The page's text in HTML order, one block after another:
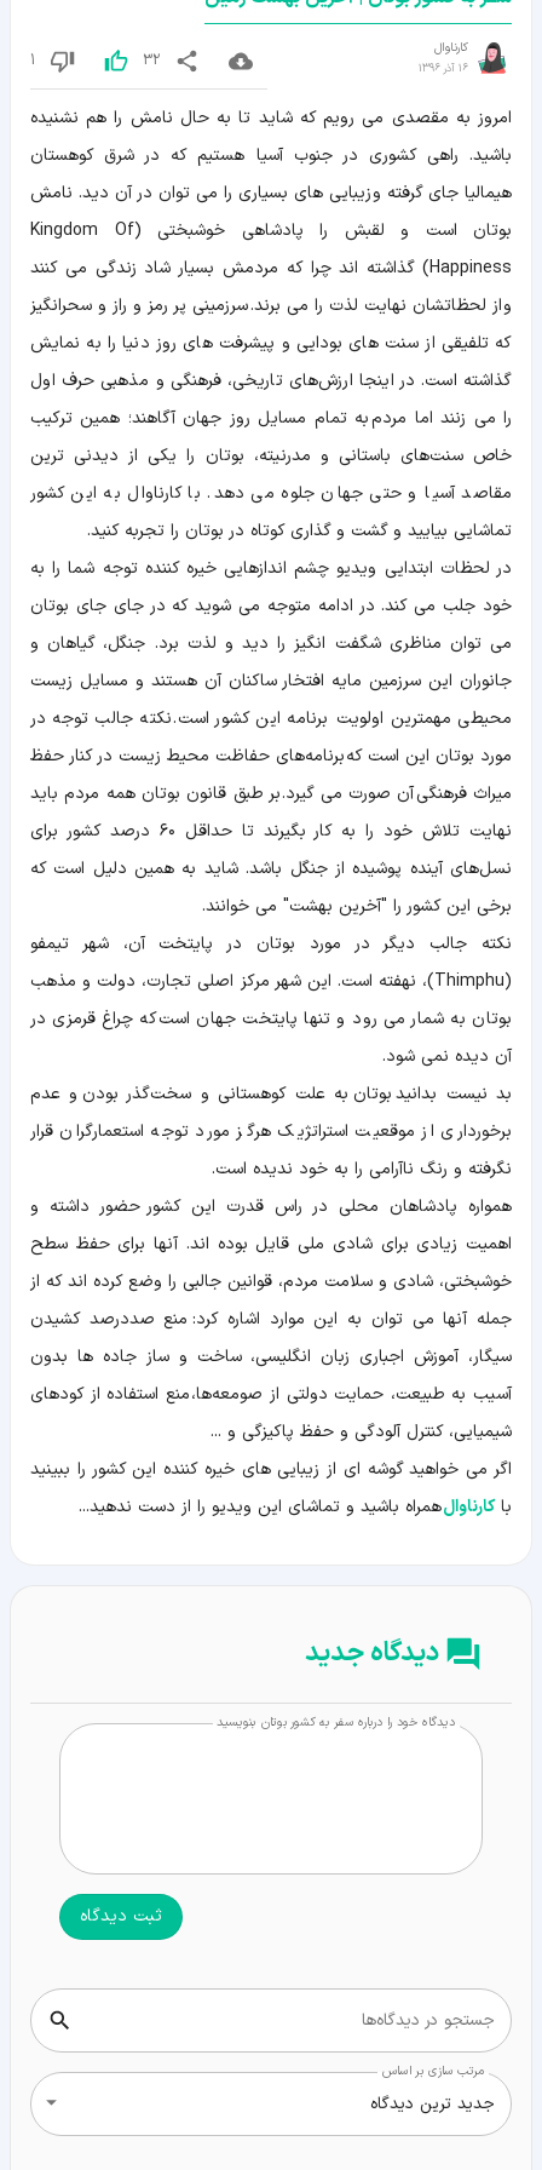
کارناوال
16 آذر 1396 32
1
امروز به مقصدی می رویم که شاید تا به حال نامش را هم نشنیده
باشید. راهی کشوری در جنوب آسیا هستیم که در شرق کوهستان
هیمالیا جای گرفته و زیبایی های بسیاری را می توان در آن دید. نامش
بوتان است و لقبش را پادشاهی خوشبختی (Kingdom Of
Happiness) گذاشته اند چرا که مردمش بسیار شاد زندگی می کنند
و از لحظاتشان نهایت لذت را می برند. سرزمینی پر رمز و راز و سحرانگیز
که تلفیقی از سنت های بودایی و پیشرفت های روز دنیا را به نمایش
گذاشته است. در اینجا ارزش‌های تاریخی، فرهنگی و مذهبی حرف اول
را می زنند اما مردم به تمام مسایل روز جهان آگاهند؛ همین ترکیب
خاص سنت‌های باستانی و مدرنیته، بوتان را یکی از دیدنی ترین
مقاصد آسیا و حتی جهان جلوه می دهد. با کارناوال به این کشور
تماشایی بیایید و گشت و گذاری کوتاه در بوتان را تجربه کنید.
در لحظات ابتدایی ویدیو چشم اندازهایی خیره کننده توجه شما را به
خود جلب می کند. در ادامه متوجه می شوید که در جای جای بوتان
می توان مناظری شگفت انگیز را دید و لذت برد. جنگل، گیاهان و
جانوران این سرزمین مایه افتخار ساکنان آن هستند و مسایل زیست
محیطی مهمترین‌ اولویت‌ برنامه این کشور است. نکته جالب توجه در
مورد بوتان این است که برنامه‌های حفاظت محیط زیست در کنار حفظ
میراث فرهنگی آن صورت می گیرد. بر طبق قانون بوتان همه مردم باید
نهایت تلاش خود را به کار بگیرند تا حداقل ۶۰ درصد کشور برای
نسل‌های آینده پوشیده از جنگل باشد. شاید به همین دلیل است که
برخی این کشور را "آخرین بهشت" می خوانند.
نکته جالب دیگر در مورد بوتان در پایتخت آن، شهر تیمفو
(Thimphu)، نهفته است. این شهر مرکز اصلی تجارت، دولت و مذهب
بوتان به شمار می رود و تنها پایتخت جهان است که چراغ قرمزی در
آن دیده نمی شود.
بد نیست بدانید بوتان به علت کوهستانی و سخت‌گذر بودن و عدم
برخورداری از موقعیت استراتژیک هرگز مورد توجه استعمارگران قرار
نگرفته و رنگ ناآرامی را به خود ندیده است.
همواره پادشاهان محلی در راس قدرت این کشور حضور داشته و
اهمیت زیادی برای شادی ملی قایل بوده اند. آنها برای حفظ سطح
خوشبختی، شادی و سلامت مردم، قوانین جالبی را وضع کرده اند که از
جمله آنها می توان به این موارد اشاره کرد: منع صددرصد کشیدن
سیگار، آموزش اجباری زبان انگلیسی، ساخت و ساز جاده ها بدون
آسیب به طبیعت، حمایت دولتی از صومعه‌ها، منع استفاده از کودهای
شیمیایی، کنترل آلودگی و حفظ پاکیزگی و ...
اگر می خواهید گوشه ای از زیبایی های خیره کننده این کشور را ببینید
باکارناوالهمراه باشید و تماشای این ویدیو را از دست ندهید...
دیدگاه جدید
دیدگاه خود را درباره سفر به کشور بوتان بنویسید
ثبت دیدگاه
جستجو در دیدگاه‌ها
مرتب سازی بر اساس
جدید ترین دیدگاه